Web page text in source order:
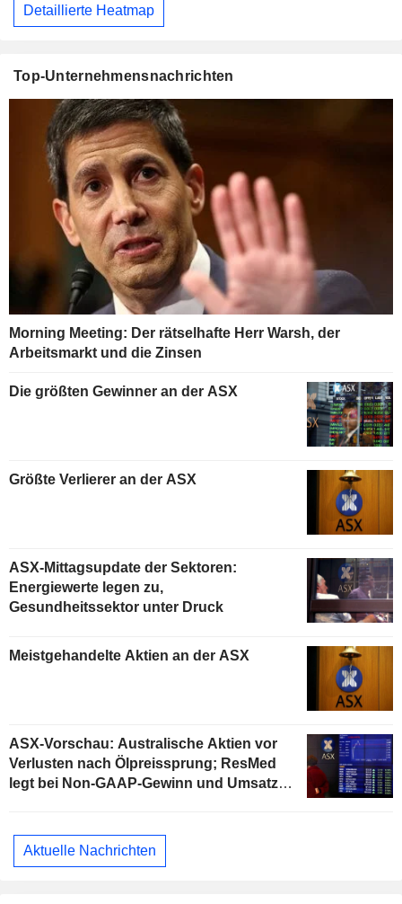
Detaillierte Heatmap
Top-Unternehmensnachrichten
Morning Meeting: Der rätselhafte Herr Warsh, der
Arbeitsmarkt und die Zinsen
Die größten Gewinner an der ASX
Größte Verlierer an der ASX
ASX-Mittagsupdate der Sektoren:
Energiewerte legen zu,
Gesundheitssektor unter Druck
Meistgehandelte Aktien an der ASX
ASX-Vorschau: Australische Aktien vor
Verlusten nach Ölpreissprung; ResMed
legt bei Non-GAAP-Gewinn und Umsatz
Aktuelle Nachrichten